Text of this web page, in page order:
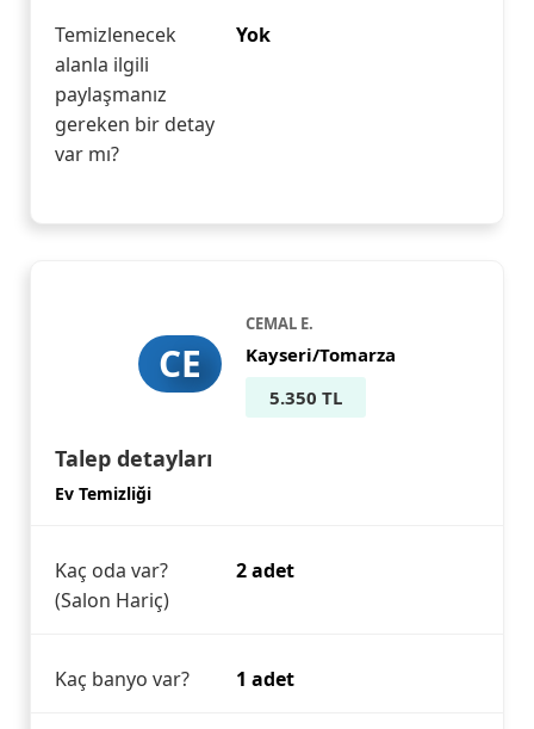
Temizlenecek
alanla ilgili
paylaşmanız
gereken bir detay
var mı?
Yok
CE
CEMAL E.
Kayseri/Tomarza
5.350 TL
Talep detayları
Ev Temizliği
Kaç oda var?
(Salon Hariç)
2 adet
Kaç banyo var? 1 adet